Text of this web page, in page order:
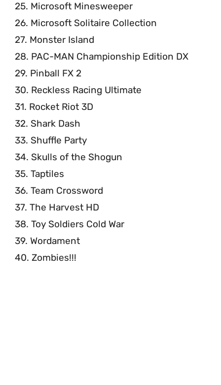
25. Microsoft Minesweeper
26. Microsoft Solitaire Collection
27. Monster Island
28. PAC-MAN Championship Edition DX
29. Pinball FX 2
30. Reckless Racing Ultimate
31. Rocket Riot 3D
32. Shark Dash
33. Shuffle Party
34. Skulls of the Shogun
35. Taptiles
36. Team Crossword
37. The Harvest HD
38. Toy Soldiers Cold War
39. Wordament
40. Zombies!!!